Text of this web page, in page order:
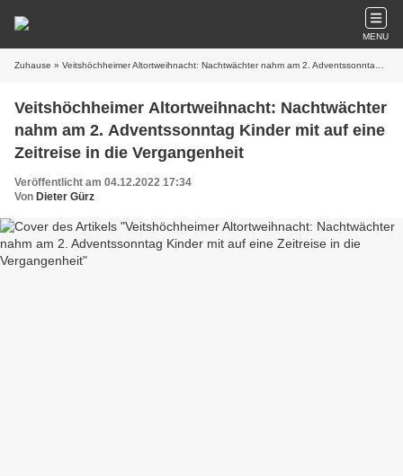
MENU
Zuhause » Veitshöchheimer Altortweihnacht: Nachtwächter nahm am 2. Adventssonntag Kinder mit auf eine Zeitreise in die Vergangenheit
Veitshöchheimer Altortweihnacht: Nachtwächter
nahm am 2. Adventssonntag Kinder mit auf eine
Zeitreise in die Vergangenheit
Veröffentlicht am 04.12.2022 17:34
Von Dieter Gürz